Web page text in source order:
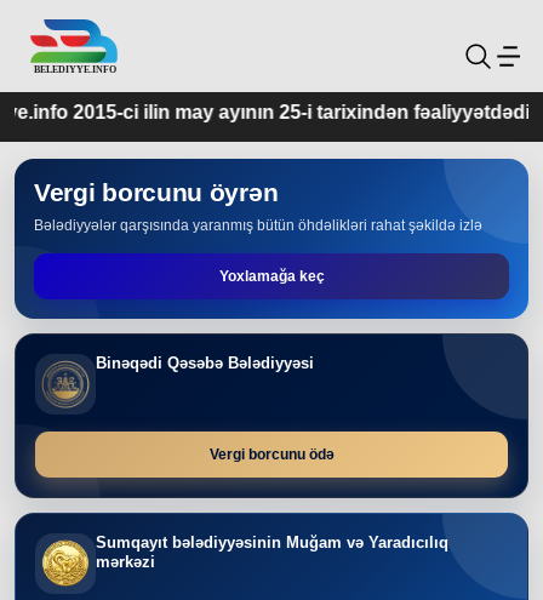
ayının 25-i tarixindən fəaliyyətdədir.
Vergi borcunu öyrən
Bələdiyyələr qarşısında yaranmış bütün öhdəlikləri rahat şəkildə izlə
Yoxlamağa keç
Binəqədi Qəsəbə Bələdiyyəsi
Vergi borcunu ödə
Sumqayıt bələdiyyəsinin Muğam və Yaradıcılıq
mərkəzi